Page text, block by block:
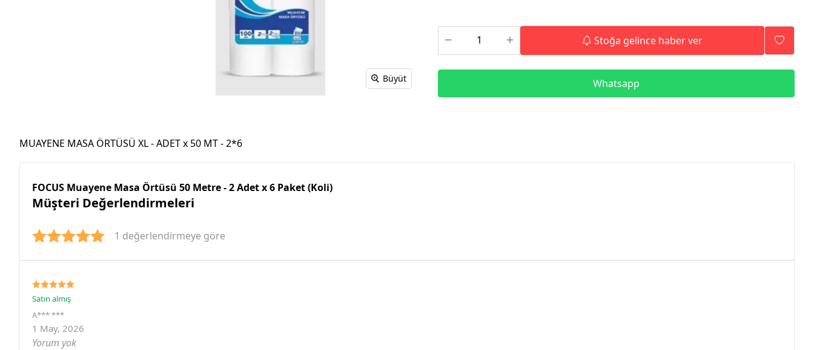
Büyüt
Stoğa gelince haber ver
Whatsapp
MUAYENE MASA ÖRTÜSÜ XL - ADET x 50 MT - 2*6
FOCUS Muayene Masa Örtüsü 50 Metre - 2 Adet x 6 Paket (Koli)
Müşteri Değerlendirmeleri
1 değerlendirmeye göre
Satın almış
A*** ***
1 May, 2026
Yorum yok